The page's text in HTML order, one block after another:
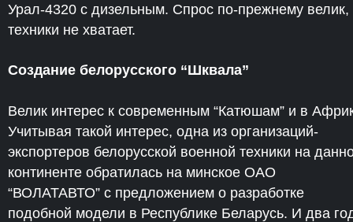
Урал-4320 с дизельным. Спрос по-прежнему велик,
техники не хватает.
Создание белорусского “Шквала”
Велик интерес к современным “Катюшам” и в
Учитывая такой интерес, одна из организаций-
экспортеров белорусской военной техники на
континенте обратилась на минское ОАО
“ВОЛАТАВТО” с предложением о разработке
подобной модели в Республике Беларусь. И два